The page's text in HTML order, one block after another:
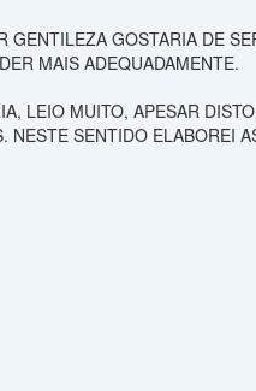
GENTILEZA GOSTARIA DE
MAIS ADEQUADAMENTE.
LEIO MUITO, APESAR
NESTE SENTIDO ELABOREI